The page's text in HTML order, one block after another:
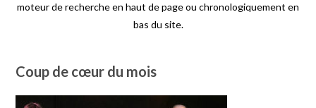
moteur de recherche en haut de page ou chronologiquement en
bas du site.
Coup de cœur du mois